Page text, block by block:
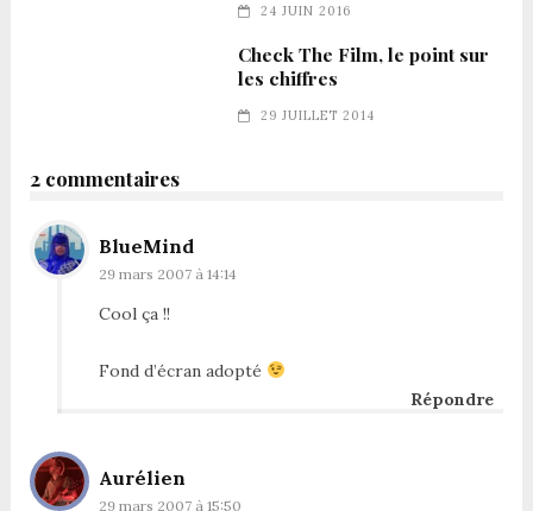
24 JUIN 2016
Check The Film, le point sur
les chiffres
29 JUILLET 2014
2 commentaires
BlueMind
29 mars 2007 à 14:14
Cool ça !!
Fond d’écran adopté
Répondre
Aurélien
29 mars 2007 à 15:50